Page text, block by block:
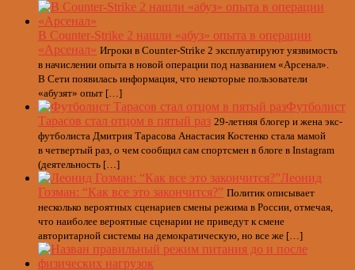
В Counter-Strike 2 нашли «абуз» опыта в операции
«Арсенал» Игроки в Counter-Strike 2 эксплуатируют уязвимость
в начислении опыта в новой операции под названием «Арсенал».
В Сети появилась информация, что некоторые пользователи
«абузят» опыт […]
Футболист
Тарасов стал отцом в пятый раз 29-летняя блогер и жена экс-
футболиста Дмитрия Тарасова Анастасия Костенко стала мамой
в четвертый раз, о чем сообщил сам спортсмен в блоге в Instagram
(деятельность […]
Леонид
Гозман: “Как все это закончится?” Политик описывает
несколько вероятных сценариев смены режима в России, отмечая,
что наиболее вероятные сценарии не приведут к смене
авторитарной системы на демократическую, но все же […]